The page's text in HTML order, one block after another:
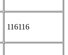
116116